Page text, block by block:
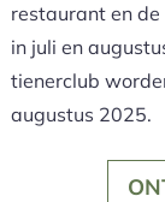
restaurant en
in juli en
tienerclub
augustus 2025.